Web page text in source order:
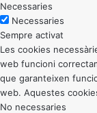
Necessaries
Necessaries
Sempre activat
Les cookies
web funcioni
que garanteixen
web. Aquestes
No necessaries